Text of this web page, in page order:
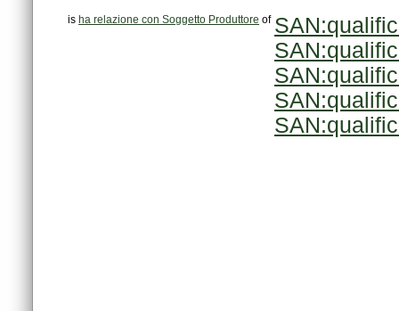
is ha relazione con Soggetto Produttore of